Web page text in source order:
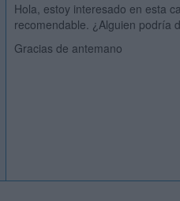
Hola, estoy interesado en esta
recomendable. ¿Alguien podría
Gracias de antemano